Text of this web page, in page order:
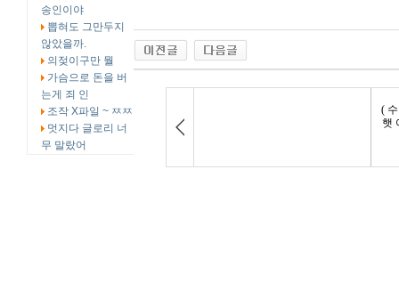
송인이야
뽑혀도 그만두지
않았을까.
의젖이구만 뭘
가슴으로 돈을 버
는게 죄 인
조작 X파일 ~ ㅉㅉ
멋지다 글로리 너
무 말랐어